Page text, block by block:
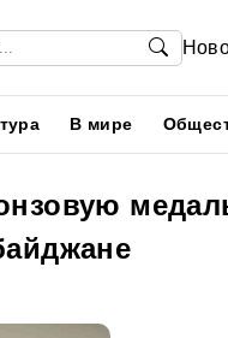
В мире